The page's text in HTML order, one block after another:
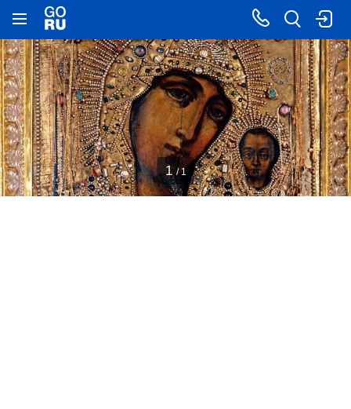
1 / 1